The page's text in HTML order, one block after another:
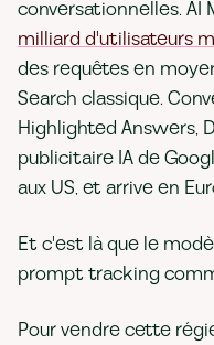
conversationnelles. AI
milliard d'utilisateurs
des requêtes en
Search classique.
Highlighted Answers,
publicitaire IA de
aux US, et arrive en
Et c'est là que le
prompt tracking
Pour vendre cette